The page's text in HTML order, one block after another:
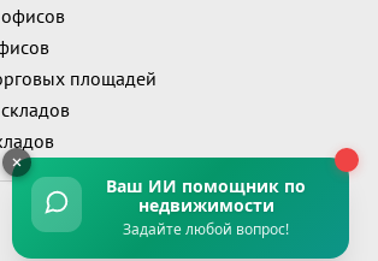
площадей
Ваш ИИ помощник по
недвижимости
Задайте любой вопрос!